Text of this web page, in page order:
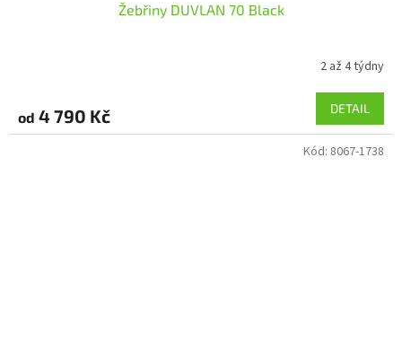
Žebřiny DUVLAN 70 Black
2 až 4 týdny
od 4 790 Kč DETAIL
Kód: 8067-1738